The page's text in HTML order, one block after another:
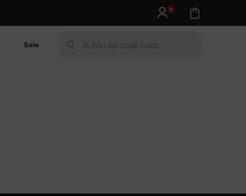
Sale ZOEK Zoek